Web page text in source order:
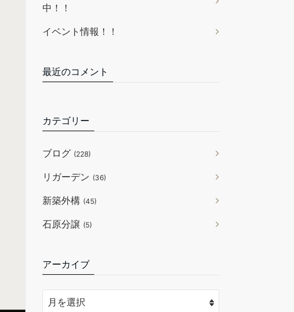
中！！
イベント情報！！
最近のコメント
カテゴリー
ブログ (228)
リガーデン (36)
新築外構 (45)
石原分譲 (5)
アーカイブ